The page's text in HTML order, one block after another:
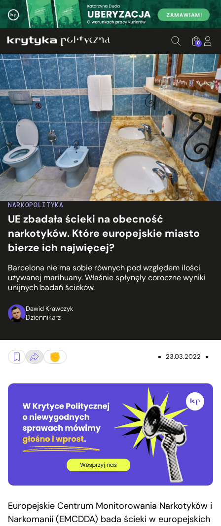
0
NARKOPOLITYKA
UE zbadała ścieki na obecność
narkotyków. Które europejskie miasto
bierze ich najwięcej?
Barcelona nie ma sobie równych pod względem ilości
używanej marihuany. Właśnie spłynęły coroczne wyniki
unijnych badań ścieków.
Dawid Krawczyk
Dziennikarz
23.03.2022
Europejskie Centrum Monitorowania Narkotyków i
Narkomanii (EMCDDA) bada ścieki w europejskich